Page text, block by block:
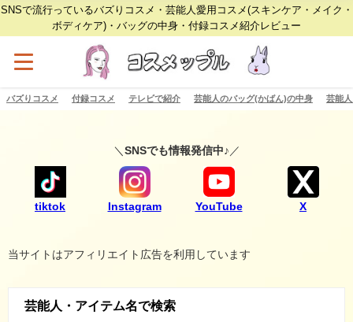
SNSで流行っているバズりコスメ・芸能人愛用コスメ(スキンケア・メイク・
ボディケア)・バッグの中身・付録コスメ紹介レビュー
バズりコスメ 付録コスメ テレビで紹介 芸能人のバッグ(かばん)の中身 芸能
＼ SNSでも情報発信中♪ ／
tiktok Instagram YouTube X
当サイトはアフィリエイト広告を利用しています
芸能人・アイテム名で検索